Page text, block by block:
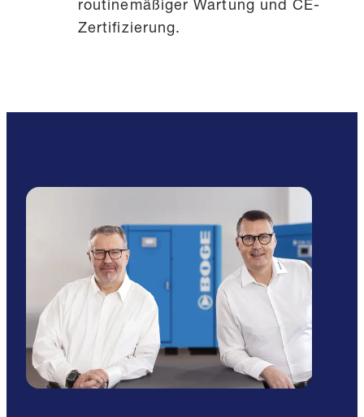
routinemäßiger Wartung und CE-
Zertifizierung.